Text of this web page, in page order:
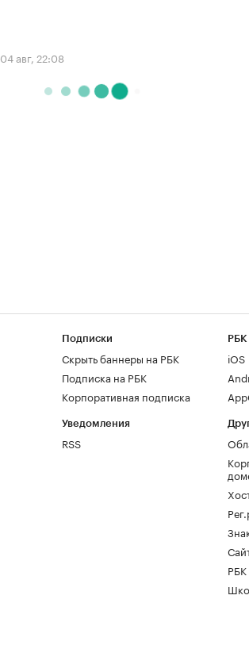
04 авг, 22:08
Подписки
Скрыть баннеры на РБК
Подписка на РБК
Корпоративная подписка
Уведомления
RSS
РБК
iOS